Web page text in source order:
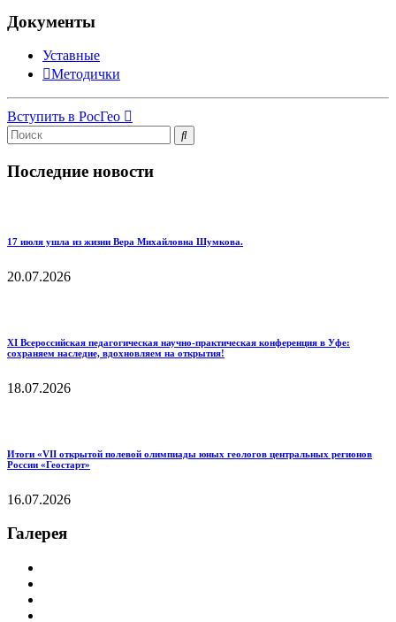
Документы
Уставные
Методички
Вступить в РосГео
Последние новости
17 июля ушла из жизни Вера Михайловна Шумкова.
20.07.2026
XI Всероссийская педагогическая научно‑практическая конференция в Уфе:
сохраняем наследие, вдохновляем на открытия!
18.07.2026
Итоги «VII открытой полевой олимпиады юных геологов центральных регионов
России «Геостарт»
16.07.2026
Галерея